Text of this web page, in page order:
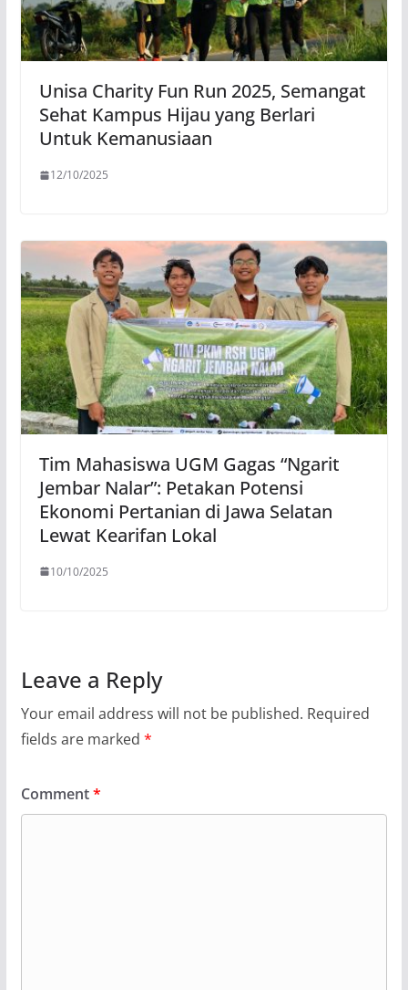
Unisa Charity Fun Run 2025, Semangat
Sehat Kampus Hijau yang Berlari
Untuk Kemanusiaan
12/10/2025
Tim Mahasiswa UGM Gagas “Ngarit
Jembar Nalar”: Petakan Potensi
Ekonomi Pertanian di Jawa Selatan
Lewat Kearifan Lokal
10/10/2025
Leave a Reply
Your email address will not be published. Required
fields are marked *
Comment*